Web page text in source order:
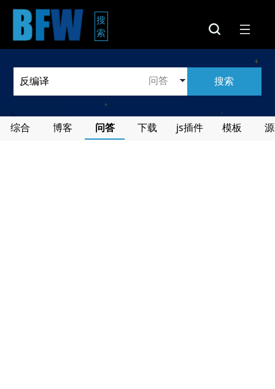
搜
索
搜索
综合 博客 问答 下载 js插件 模板